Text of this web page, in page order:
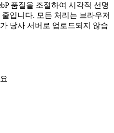
품질을 조절하여 시각적 선명
입니다. 모든 처리는 브라우저
당사 서버로 업로드되지 않습